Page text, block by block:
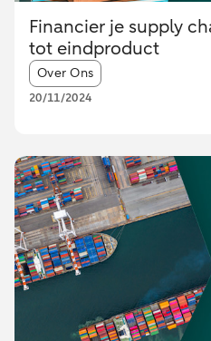
Financier je supply
tot eindproduct
Article tags:
Over Ons
20/11/2024